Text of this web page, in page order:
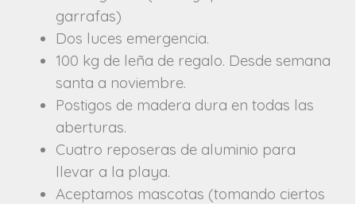
garrafas)
Dos luces emergencia.
100 kg de leña de regalo. Desde semana
santa a noviembre.
Postigos de madera dura en todas las
aberturas.
Cuatro reposeras de aluminio para
llevar a la playa.
Aceptamos mascotas (tomando ciertos